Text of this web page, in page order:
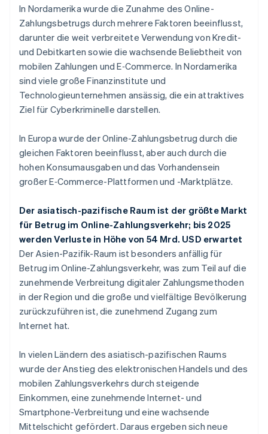
In Nordamerika wurde die Zunahme des Online-
Zahlungsbetrugs durch mehrere Faktoren beeinflusst,
darunter die weit verbreitete Verwendung von Kredit-
und Debitkarten sowie die wachsende Beliebtheit von
mobilen Zahlungen und E‑Commerce. In Nordamerika
sind viele große Finanzinstitute und
Technologieunternehmen ansässig, die ein attraktives
Ziel für Cyberkriminelle darstellen.
In Europa wurde der Online-Zahlungsbetrug durch die
gleichen Faktoren beeinflusst, aber auch durch die
hohen Konsumausgaben und das Vorhandensein
großer E‑Commerce-Plattformen und -Marktplätze.
Der asiatisch-pazifische Raum ist der größte Markt
für Betrug im Online-Zahlungsverkehr; bis 2025
werden Verluste in Höhe von 54 Mrd. USD erwartet
Der Asien-Pazifik-Raum ist besonders anfällig für
Betrug im Online-Zahlungsverkehr, was zum Teil auf die
zunehmende Verbreitung digitaler Zahlungsmethoden
in der Region und die große und vielfältige Bevölkerung
zurückzuführen ist, die zunehmend Zugang zum
Internet hat.
In vielen Ländern des asiatisch-pazifischen Raums
wurde der Anstieg des elektronischen Handels und des
mobilen Zahlungsverkehrs durch steigende
Einkommen, eine zunehmende Internet- und
Smartphone-Verbreitung und eine wachsende
Mittelschicht gefördert. Daraus ergeben sich neue